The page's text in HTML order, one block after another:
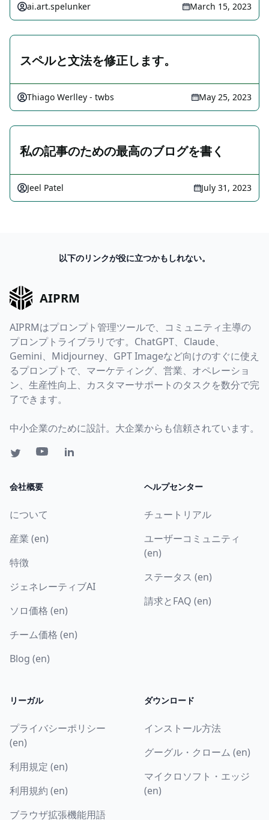
ai.art.spelunker March 15, 2023
スペルと文法を修正します。
Thiago Werlley - twbs May 25, 2023
私の記事のための最高のブログを書く
Jeel Patel July 31, 2023
以下のリンクが役に立つかもしれない。
AIPRM
AIPRMはプロンプト管理ツールで、コミュニティ主導の
プロンプトライブラリです。ChatGPT、Claude、
Gemini、Midjourney、GPT Imageなど向けのすぐに使え
るプロンプトで、マーケティング、営業、オペレーショ
ン、生産性向上、カスタマーサポートのタスクを数分で完
了できます。
中小企業のために設計。大企業からも信頼されています。
会社概要
について
産業 (en)
特徴
ジェネレーティブAI
ソロ価格 (en)
チーム価格 (en)
Blog (en)
ヘルプセンター
チュートリアル
ユーザーコミュニティ
(en)
ステータス (en)
請求とFAQ (en)
リーガル
プライバシーポリシー
(en)
利用規定 (en)
利用規約 (en)
ブラウザ拡張機能用語
ダウンロード
インストール方法
グーグル・クローム (en)
マイクロソフト・エッジ
(en)